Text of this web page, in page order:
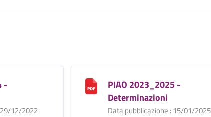
-
12/2022
PIAO 2023_2025 -
Determinazioni
Data pubblicazione : 15/01/2025